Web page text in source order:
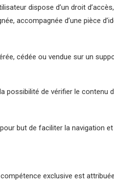
dispose d’un droit
accompagnée d’une pièce
cédée ou vendue sur un
possibilité de vérifier le contenu
but de faciliter la navigation
exclusive est